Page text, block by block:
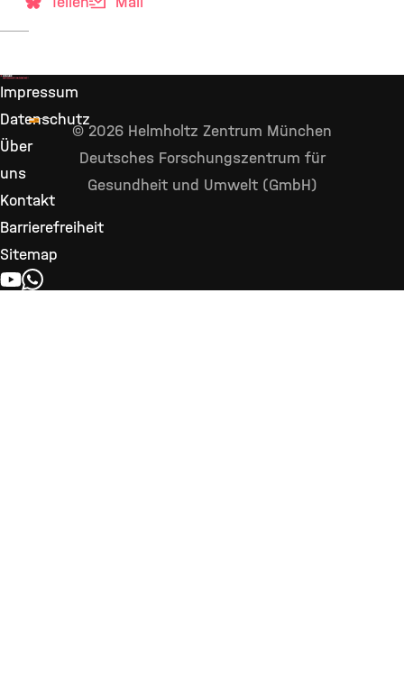
Impressum
Datenschutz
Über
uns
Kontakt
Barrierefreiheit
Sitemap
YOUTUBE
WHATSAPP
© 2026 Helmholtz Zentrum München
Deutsches Forschungszentrum für
Gesundheit und Umwelt (GmbH)